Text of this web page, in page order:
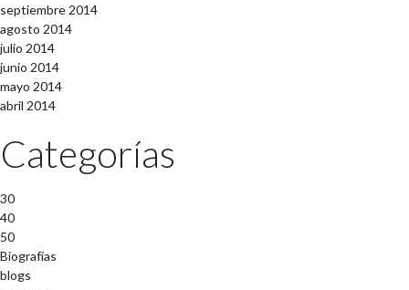
septiembre 2014
agosto 2014
julio 2014
junio 2014
mayo 2014
abril 2014
Categorías
30
40
50
Biografías
blogs